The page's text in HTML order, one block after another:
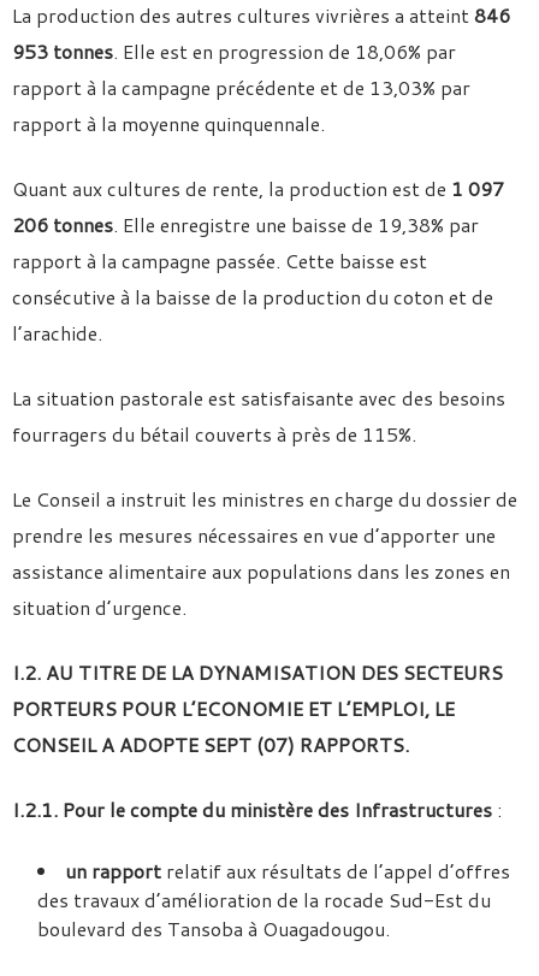
La production des autres cultures vivrières a atteint846
953 tonnes. Elle est en progression de 18,06% par
rapport à la campagne précédente et de 13,03% par
rapport à la moyenne quinquennale.
Quant aux cultures de rente, la production est de 1 097
206 tonnes. Elle enregistre une baisse de 19,38% par
rapport à la campagne passée. Cette baisse est
consécutive à la baisse de la production du coton et de
l’arachide.
La situation pastorale est satisfaisante avec des besoins
fourragers du bétail couverts à près de 115%.
Le Conseil a instruit les ministres en charge du dossier de
prendre les mesures nécessaires en vue d’apporter une
assistance alimentaire aux populations dans les zones en
situation d’urgence.
I.2. AU TITRE DE LA DYNAMISATION DES SECTEURS
PORTEURS POUR L’ECONOMIE ET L’EMPLOI, LE
CONSEIL A ADOPTE SEPT (07) RAPPORTS.
I.2.1. Pour le compte du ministère des Infrastructures :
un rapport relatif aux résultats de l’appel d’offres
des travaux d’amélioration de la rocade Sud-Est du
boulevard des Tansoba à Ouagadougou.